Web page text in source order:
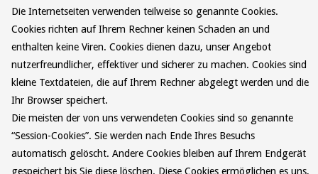
Die Internetseiten verwenden teilweise so genannte Cookies.
Cookies richten auf Ihrem Rechner keinen Schaden an und
enthalten keine Viren. Cookies dienen dazu, unser Angebot
nutzerfreundlicher, effektiver und sicherer zu machen. Cookies sind
kleine Textdateien, die auf Ihrem Rechner abgelegt werden und die
Ihr Browser speichert.
Die meisten der von uns verwendeten Cookies sind so genannte
“Session-Cookies”. Sie werden nach Ende Ihres Besuchs
automatisch gelöscht. Andere Cookies bleiben auf Ihrem Endgerät
gespeichert bis Sie diese löschen. Diese Cookies ermöglichen es uns,